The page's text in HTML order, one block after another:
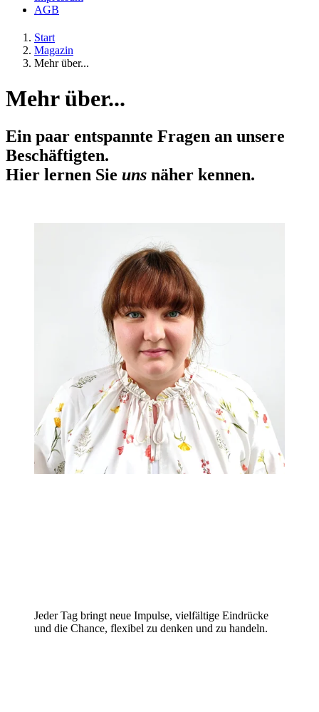
AGB
Start
Magazin
Mehr über...
Mehr über...
Ein paar entspannte Fragen an unsere
Beschäftigten.
Hier lernen Sie uns näher kennen.
Jeder Tag bringt neue Impulse, vielfältige Eindrücke
und die Chance, flexibel zu denken und zu handeln.